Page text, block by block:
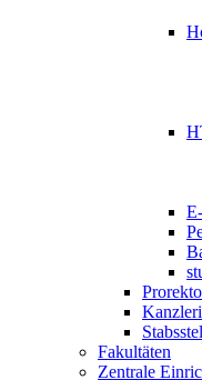
Fakultäten
Zentrale